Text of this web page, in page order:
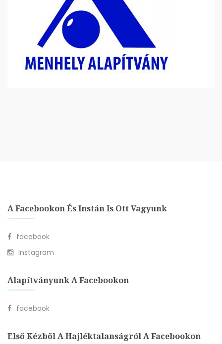
A Facebookon És Instán Is Ott Vagyunk
facebook
Instagram
Alapítványunk A Facebookon
facebook
Első Kézből A Hajléktalanságról A Facebookon